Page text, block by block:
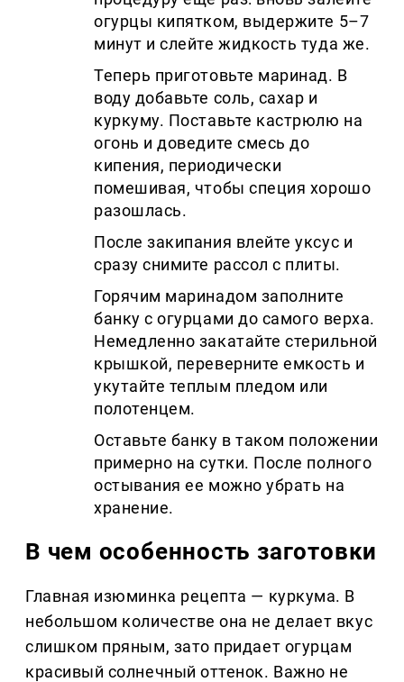
огурцы кипятком, выдержите 5–7
минут и слейте жидкость туда же.
Теперь приготовьте маринад. В
воду добавьте соль, сахар и
куркуму. Поставьте кастрюлю на
огонь и доведите смесь до
кипения, периодически
помешивая, чтобы специя хорошо
разошлась.
После закипания влейте уксус и
сразу снимите рассол с плиты.
Горячим маринадом заполните
банку с огурцами до самого верха.
Немедленно закатайте стерильной
крышкой, переверните емкость и
укутайте теплым пледом или
полотенцем.
Оставьте банку в таком положении
примерно на сутки. После полного
остывания ее можно убрать на
хранение.
В чем особенность заготовки
Главная изюминка рецепта — куркума. В
небольшом количестве она не делает вкус
слишком пряным, зато придает огурцам
красивый солнечный оттенок. Важно не